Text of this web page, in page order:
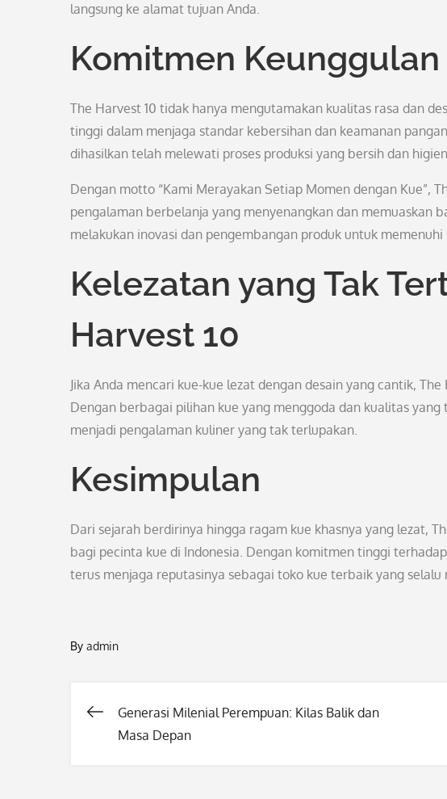
langsung ke alamat tujuan Anda.
Komitmen Keunggulan
The Harvest 10 tidak hanya mengutamakan kualitas rasa dan
tinggi dalam menjaga standar kebersihan dan keamanan
dihasilkan telah melewati proses produksi yang bersih dan
Dengan motto “Kami Merayakan Setiap Momen dengan Kue”,
pengalaman berbelanja yang menyenangkan dan memuaskan
melakukan inovasi dan pengembangan produk untuk
Kelezatan yang Tak
Harvest 10
Jika Anda mencari kue-kue lezat dengan desain yang cantik,
Dengan berbagai pilihan kue yang menggoda dan kualitas
menjadi pengalaman kuliner yang tak terlupakan.
Kesimpulan
Dari sejarah berdirinya hingga ragam kue khasnya yang lezat,
bagi pecinta kue di Indonesia. Dengan komitmen tinggi
terus menjaga reputasinya sebagai toko kue terbaik yang
By admin
Post
Generasi Milenial Perempuan: Kilas Balik dan
Masa Depan